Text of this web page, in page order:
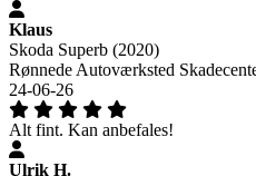
Klaus
Skoda Superb (2020)
Rønnede Autoværksted
24-06-26
Alt fint. Kan anbefales!
Ulrik H.